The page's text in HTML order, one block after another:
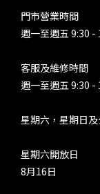
門市營業時間
週一至週五 9:30 -
客服及維修時間
週一至週五 9:30 -
星期六，星期日
星期六開放日
8月16日